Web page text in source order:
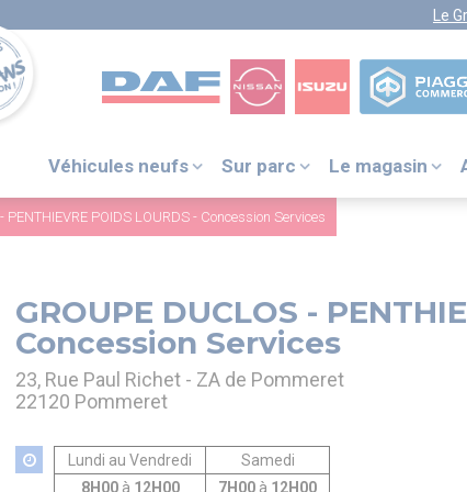
Le
Véhicules neufs Sur parc Le magasin
PENTHIEVRE POIDS LOURDS - Concession Services
GROUPE DUCLOS -
Concession Services
23, Rue Paul Richet - ZA de Pommeret
22120 Pommeret
Lundi au Vendredi
Samedi
8H00à 12H00 7H00 à 12H00
VOTRE NUMÉRO UNIQUE
PIÈCES DÉTACHÉES :
0 805 29 33
DAF ITS
+31 (0) 40 214 3000
NISSAN ASSISTANCE
ISUZU ASSISTANCE
+33 (0) 1 41 85 83 79